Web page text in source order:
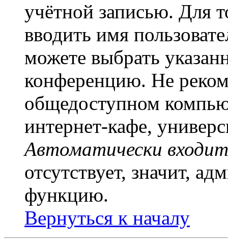
учётной записью. Для
вводить имя
можете выбрать
конференцию. Не
общедоступном
интернет-кафе,
Автоматически
отсутствует, значит,
функцию.
Вернуться к началу